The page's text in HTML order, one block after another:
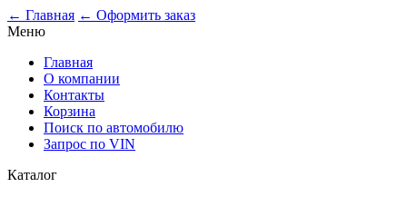
← Главная ← Оформить заказ
Меню
Главная
О компании
Контакты
Корзина
Поиск по автомобилю
Запрос по VIN
Каталог